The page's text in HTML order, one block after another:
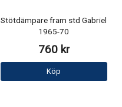
Stötdämpare fram std Gabriel
1965-70
760 kr
Köp